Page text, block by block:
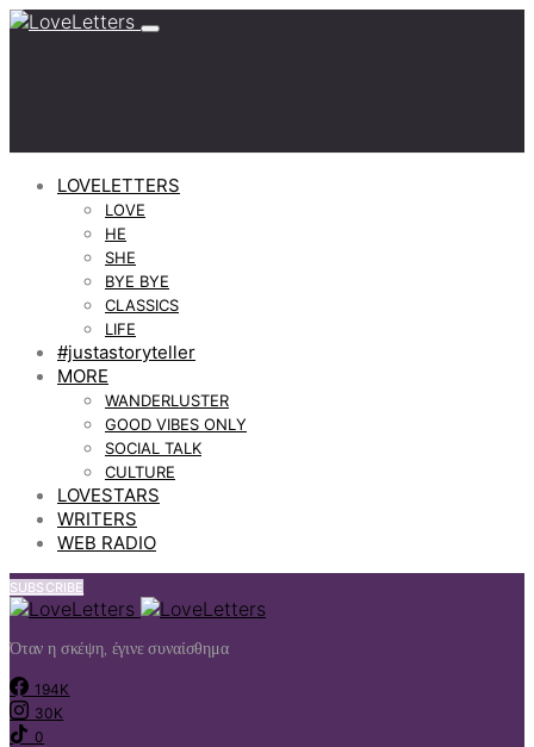
LOVELETTERS
LOVE
HE
SHE
BYE BYE
CLASSICS
LIFE
#justastoryteller
MORE
WANDERLUSTER
GOOD VIBES ONLY
SOCIAL TALK
CULTURE
LOVESTARS
WRITERS
WEB RADIO
SUBSCRIBE
Όταν η σκέψη, έγινε συναίσθημα
194K
30K
0